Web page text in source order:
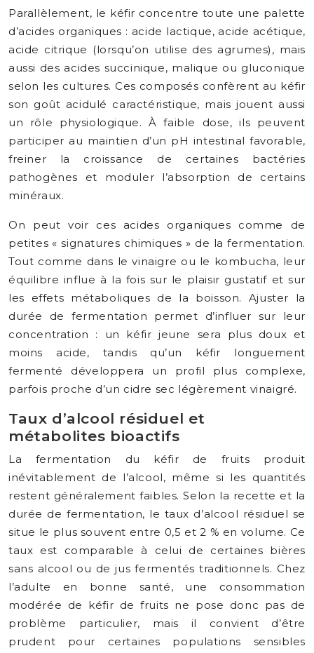
Parallèlement, le kéfir concentre toute une palette
d’acides organiques : acide lactique, acide acétique,
acide citrique (lorsqu’on utilise des agrumes), mais
aussi des acides succinique, malique ou gluconique
selon les cultures. Ces composés confèrent au kéfir
son goût acidulé caractéristique, mais jouent aussi
un rôle physiologique. À faible dose, ils peuvent
participer au maintien d’un pH intestinal favorable,
freiner la croissance de certaines bactéries
pathogènes et moduler l’absorption de certains
minéraux.
On peut voir ces acides organiques comme de
petites « signatures chimiques » de la fermentation.
Tout comme dans le vinaigre ou le kombucha, leur
équilibre influe à la fois sur le plaisir gustatif et sur
les effets métaboliques de la boisson. Ajuster la
durée de fermentation permet d’influer sur leur
concentration : un kéfir jeune sera plus doux et
moins acide, tandis qu’un kéfir longuement
fermenté développera un profil plus complexe,
parfois proche d’un cidre sec légèrement vinaigré.
Taux d’alcool résiduel et
métabolites bioactifs
La fermentation du kéfir de fruits produit
inévitablement de l’alcool, même si les quantités
restent généralement faibles. Selon la recette et la
durée de fermentation, le taux d’alcool résiduel se
situe le plus souvent entre 0,5 et 2 % en volume. Ce
taux est comparable à celui de certaines bières
sans alcool ou de jus fermentés traditionnels. Chez
l’adulte en bonne santé, une consommation
modérée de kéfir de fruits ne pose donc pas de
problème particulier, mais il convient d’être
prudent pour certaines populations sensibles